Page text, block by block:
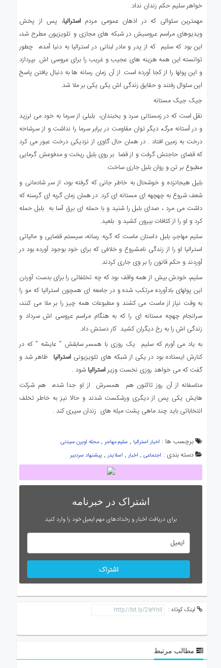
خواهر سلیم حکم زندان نداد.
مهمترین سئوالی که در اذهان عمومی مردماسترالیا، پس از پخش
ویدیوهای مراسم عروسیش در شبکه های مجازی و تلویزیون مطرح شد،
این بود که سلیم که از پدر و مادر لبنانی در استرالیا به دنیا آمده، چطور
توانسته این همه هزینه های عجیب و غریب را برای عروسی اش بپردازد
و این پولها را از کجا آورده است. از آن زمان رسانه ها به دنبال یافتن پاسخ
این سئوال رفتند و حقایق زندگی اش یکی یکی بر ملا شد.
جیک جیک مستانه
نقل است که در زمستانی سرد و یخبندان، بلبلی از سرما به خود می لرزید
و در آستانه مرگ، دیگر توان مقاومت در برابر سرما را نداشت و از سرشاخه
درخت به زمین افتاد . در همان حال گاوی از نزدیکی درخت عبور می کرد
که قضای حاجتش گرفت و از قضا بر روی بلبل ریخت و مدفوعش گرمایی
مطبوع بر تن و روان بلبل جاری ساخت.
بلیل هیجانزده و خوشحال به خاطر جانی که گرفته بود، از سر شادمانی و
شعف شروع به چهچهه ای مستانه ای کرد. در همان زمان گربه ای گرسنه که
داشت می مرد ، صدای بلبل را شنید و با حمله ای برق آسا به بلبل حمله
کرد و او را از کثافات بیرون کشید و بلعید.
سلیم مهاجر، بلبل داستان ماست که گربه رسانه، سیستم قضایی و مالیاتی
استرالیا او را از زندگی نامشروع و خلافی که برای خود بوجود آورده بود در
آوردند و حکم قانون را بر وی جاری کردند.
سلیم، خودش بیش از همه واقف بود که چه تخلفاتی را برای بدست آوردن
این پولهای بادآورده مرتکب شده و در جامعه ای همچون استرالیا که مو را
به وقت نیاز از ماست می کشند و مطبوعات همه چیز را بر ملا می کنند،
سرانجام چهچه مستانه ای را که به هنگام مراسم عروسی اش سرداد و
زندگی اش را به رخ دیگران کشید کار دستش داد.
به یاد می آورم که سلیم یک روزی با همسر سابقش ” عایشه ” که در
کنارش ایستاده بود در یکی از شبکه های تلویزیونیاسترالیا ظاهر شد و
گفت که می خواهد روزی نخست وزیراسترالیا شود .
متاسفانه از آن روز تاکنون هم همسرش از او جدا شده، هم شرکت
هایش یکی پس از دیگری ورشکست شدند و حالا نیز به خاطر تخلف
انتخاباتی باید چند ماهی پشت میله های زندان سپری کند .
برچسب ها : اخبار استرالیا , سلیم مهاجر, محله اوبرن سیدنی
دسته بندی : اجتماعی, اخبار, اسلایدر, پیشنهاد سردبیر
اشتراک در خبرنامه
برای دریافت اخبار و رخدادهای مهم ایمیل خود را وارد کنید
اشتراک
لینک کوتاه :
مطالب مرتبط